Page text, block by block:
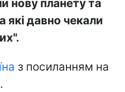
нову планету та
які давно чекали
з посиланням на